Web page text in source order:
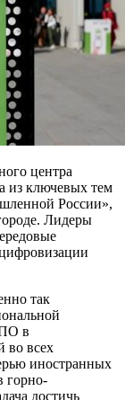
центра
из ключевых тем
России»,
Лидеры
так
в
во всех
иностранных
горно-
достичь